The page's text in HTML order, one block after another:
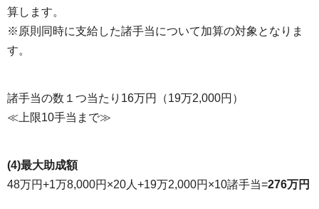
算します。
※原則同時に支給した諸手当について加算の対象となりま
す。
諸手当の数１つ当たり16万円（19万2,000円）
≪上限10手当まで≫
(4)最大助成額
48万円+1万8,000円×20人+19万2,000円×10諸手当=276万円